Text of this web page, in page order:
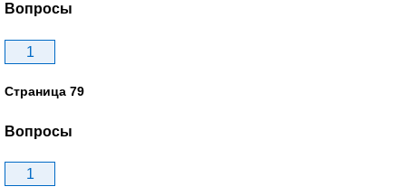
Вопросы
1
Страница 79
Вопросы
1